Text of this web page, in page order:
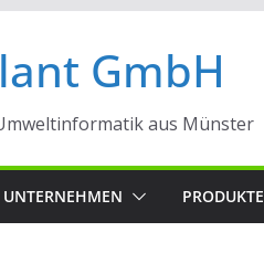
GmbH
aus Münster
UNTERNEHMEN PRODUKTE